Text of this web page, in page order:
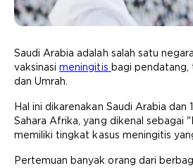
Saudi Arabia adalah salah satu
vaksinasimeningitis bagi pendatang,
dan Umrah.
Hal ini dikarenakan Saudi Arabia dan
Sahara Afrika, yang dikenal sebagai
memiliki tingkat kasus meningitis
Pertemuan banyak orang dari